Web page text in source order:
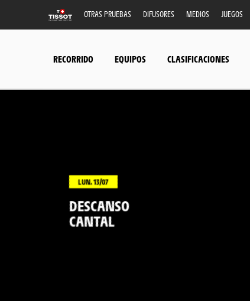
OTRAS PRUEBAS DIFUSORES MEDIOS JUEGOS
RECORRIDO EQUIPOS CLASIFICACIONES
LUN. 13/07
DESCANSO
CANTAL